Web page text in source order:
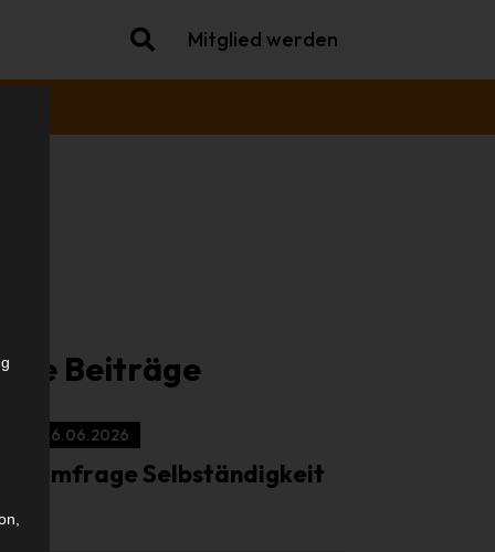
Mitglied werden
Beiträge
16.06.2026
Umfrage Selbständigkeit